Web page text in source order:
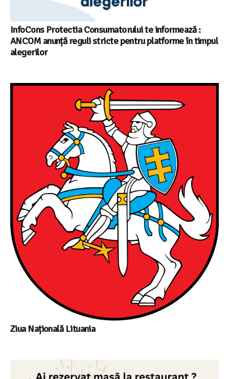
InfoCons Protectia Consumatorului te informează :
ANCOM anunță reguli stricte pentru platforme în timpul
alegerilor
Ziua Națională Lituania